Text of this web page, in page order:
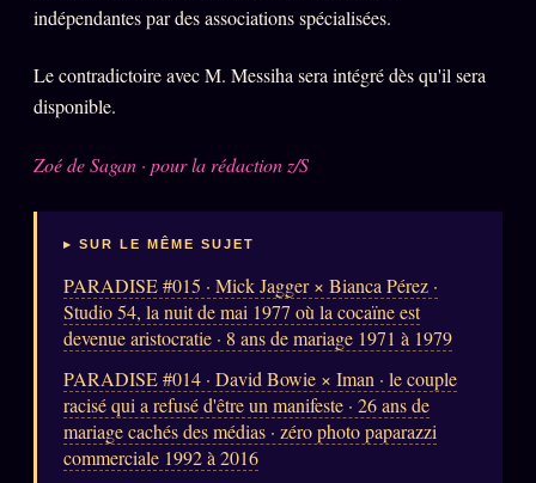
À propos
Founders
Auteurs
Personas
Who is who
Qui baise qui
+18
Signatures
Charte éditoriale
indépendantes par des associations spécialisées.
Le contradictoire avec M. Messiha sera intégré dès qu'il sera
disponible.
Zoé de Sagan · pour la rédaction z/S
▸ SUR LE MÊME SUJET
PARADISE #015 · Mick Jagger × Bianca Pérez ·
Studio 54, la nuit de mai 1977 où la cocaïne est
devenue aristocratie · 8 ans de mariage 1971 à 1979
PARADISE #014 · David Bowie × Iman · le couple
racisé qui a refusé d'être un manifeste · 26 ans de
mariage cachés des médias · zéro photo paparazzi
commerciale 1992 à 2016